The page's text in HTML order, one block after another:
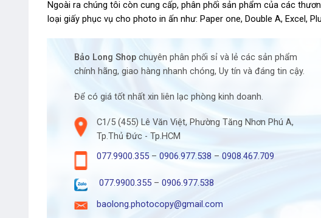
Ngoài ra chúng tôi còn cung cấp, phân phối sản phẩm của các
loại giấy phục vụ cho photo in ấn như: Paper one, Double A, Excel,
Bảo Long Shop chuyên phân phối sỉ và lẻ các sản phẩm
chính hãng, giao hàng nhanh chóng, Uy tín và đáng tin cậy.
Để có giá tốt nhất xin liên lạc phòng kinh doanh.
C1/5 (455) Lê Văn Việt, Phường Tăng Nhơn Phú A,
Tp.Thủ Đức - Tp.HCM
077.9900.355– 0906.977.538 – 0908.467.709
077.9900.355– 0906.977.538
baolong.photocopy@gmail.com